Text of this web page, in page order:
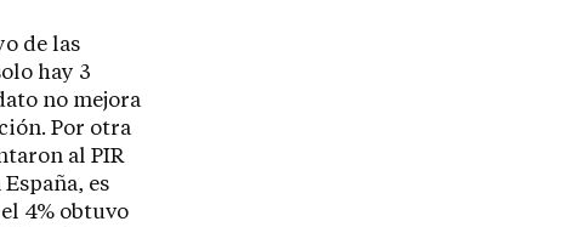
de las
hay 3
no mejora
Por otra
al PIR
es
4% obtuvo